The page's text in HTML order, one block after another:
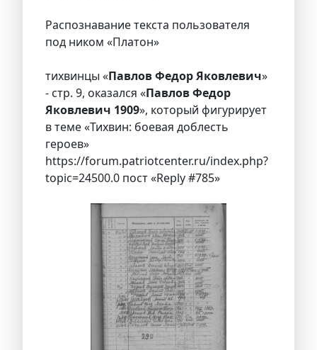
Распознавание текста пользователя
под ником «Платон»
тихвинцы «Павлов Федор Яковлевич»
- стр. 9, оказался «Павлов Федор
Яковлевич 1909», который фигурирует
в теме «Тихвин: боевая доблесть
героев»
https://forum.patriotcenter.ru/index.php?
topic=24500.0 пост «Reply #785»